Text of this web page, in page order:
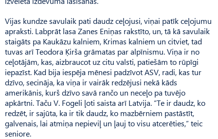
Vijas kundze savulaik pati daudz ceļojusi, viņai patīk ceļojumu
apraksti. Labprāt lasa Zanes Eniņas rakstīto, un, tā kā savulaik
staigāts pa Kaukāzu kalniem, Krimas kalniem un citviet, tad
tuvas arī Teodora Ķirša grāmatas par alpīnismu. Viņa ir no
ceļotājām, kas, aizbraucot uz citu valsti, patiešām to rūpīgi
iepazīst. Kad bija iespēja mēnesi padzīvot ASV, radi, kas tur
dzīvo, secināja, ka viņa ir vairāk redzējusi nekā kāds
amerikānis, kurš dzīvo savā rančo un neceļo pa tuvējo
apkārtni. Taču V. Fogeli ļoti saista arī Latvija. “Te ir daudz, ko
redzēt, ir sajūta, ka ir tik daudz, ko mazbērniem pastāstīt,
galvenais, lai atmiņa nepieviļ un ļauj to visu atcerēties,” teic
seniore.